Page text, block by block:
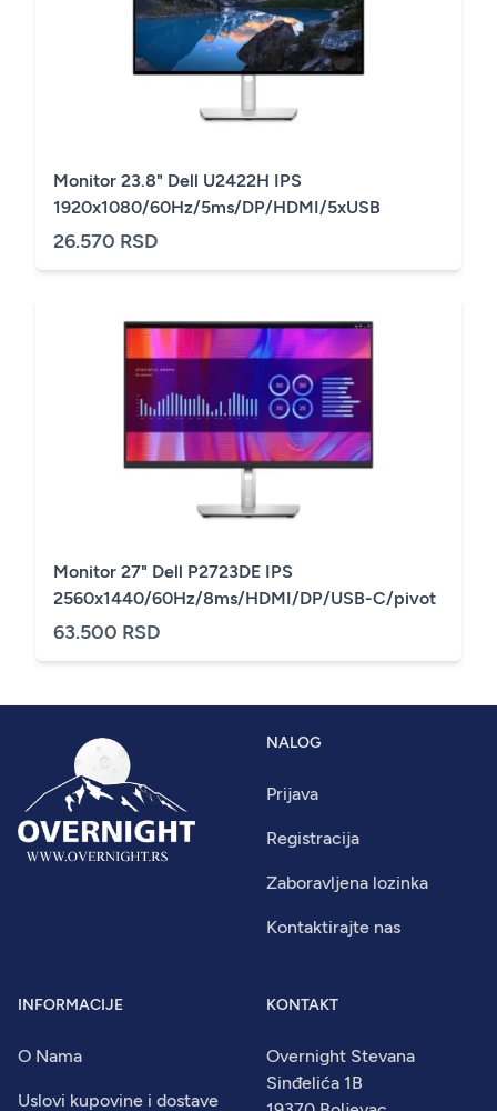
Monitor 23.8" Dell U2422H IPS
1920x1080/60Hz/5ms/DP/HDMI/5xUSB
26.570 RSD
Monitor 27" Dell P2723DE IPS
2560x1440/60Hz/8ms/HDMI/DP/USB-C/pivot
63.500 RSD
NALOG
Prijava
Registracija
Zaboravljena lozinka
Kontaktirajte nas
INFORMACIJE
O Nama
Uslovi kupovine i dostave
KONTAKT
Overnight Stevana
Sinđelića 1B